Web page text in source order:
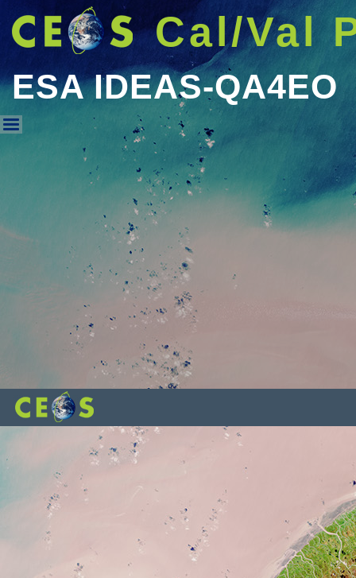
Cal/Val
ESA IDEAS-QA4EO
ESA IDEAS-QA4EO